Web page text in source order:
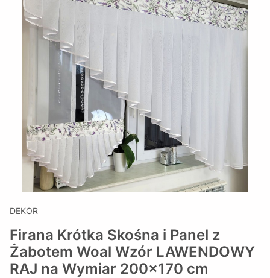
DEKOR
Firana Krótka Skośna i Panel z
Żabotem Woal Wzór LAWENDOWY
RAJ na Wymiar 200x170 cm